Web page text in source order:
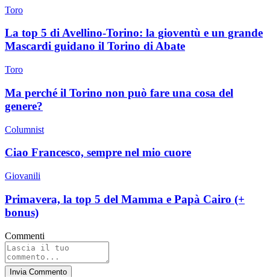
Toro
La top 5 di Avellino-Torino: la gioventù e un grande
Mascardi guidano il Torino di Abate
Toro
Ma perché il Torino non può fare una cosa del
genere?
Columnist
Ciao Francesco, sempre nel mio cuore
Giovanili
Primavera, la top 5 del Mamma e Papà Cairo (+
bonus)
Commenti
Invia Commento